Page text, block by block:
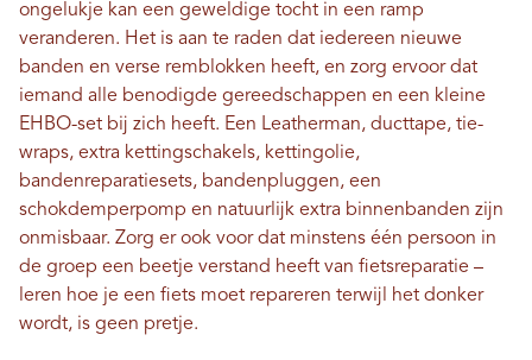
ongelukje kan een geweldige tocht in een ramp
veranderen. Het is aan te raden dat iedereen nieuwe
banden en verse remblokken heeft, en zorg ervoor dat
iemand alle benodigde gereedschappen en een kleine
EHBO-set bij zich heeft. Een Leatherman, ducttape, tie-
wraps, extra kettingschakels, kettingolie,
bandenreparatiesets, bandenpluggen, een
schokdemperpomp en natuurlijk extra binnenbanden zijn
onmisbaar. Zorg er ook voor dat minstens één persoon in
de groep een beetje verstand heeft van fietsreparatie –
leren hoe je een fiets moet repareren terwijl het donker
wordt, is geen pretje.